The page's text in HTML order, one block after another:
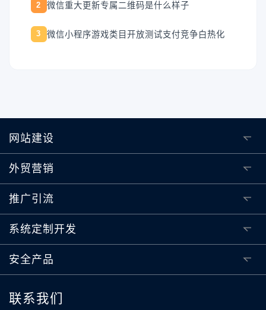
2 微信重大更新专属二维码是什么样子
3 微信小程序游戏类目开放测试支付竞争白热化
网站建设
外贸营销
推广引流
系统定制开发
安全产品
联系我们